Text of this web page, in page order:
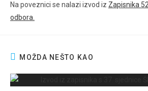
Na poveznici se nalazi izvod iz Zapisnika
odbora.
MOŽDA NEŠTO KAO